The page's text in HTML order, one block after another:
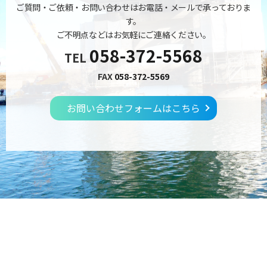
ご質問・ご依頼・お問い合わせはお電話・メールで承っておりま
す。
ご不明点などはお気軽にご連絡ください。
TEL 058-372-5568
FAX 058-372-5569
お問い合わせフォームはこちら